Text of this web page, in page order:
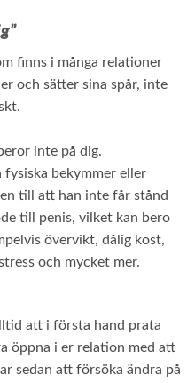
finns i många relationer
och sätter sina spår, inte
inte på dig.
fysiska bekymmer eller
till att han inte får stånd
till penis, vilket kan bero
övervikt, dålig kost,
och mycket mer.
att i första hand prata
öppna i er relation med att
sedan att försöka ändra på